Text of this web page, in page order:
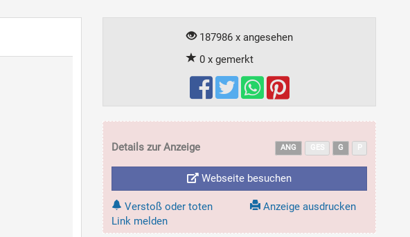
187986 x angesehen
0 x gemerkt
Details zur Anzeige ANG G
Webseite besuchen
Verstoß oder toten
Link melden
Anzeige ausdrucken